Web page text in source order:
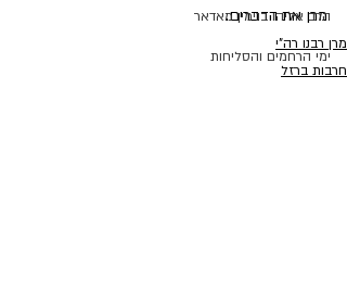
הרב אליהו בנימין מאדאר
ימי הרחמים והסליחות
מרן את הדברים.
מרן רבנו רה"י
חרבות ברזל